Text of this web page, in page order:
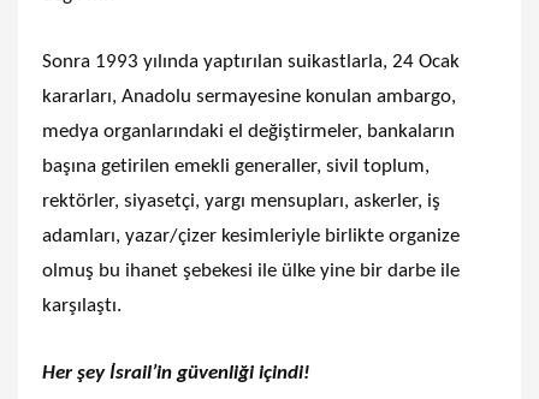
Sonra 1993 yılında yaptırılan suikastlarla, 24 Ocak
kararları, Anadolu sermayesine konulan ambargo,
medya organlarındaki el değiştirmeler, bankaların
başına getirilen emekli generaller, sivil toplum,
rektörler, siyasetçi, yargı mensupları, askerler, iş
adamları, yazar/çizer kesimleriyle birlikte organize
olmuş bu ihanet şebekesi ile ülke yine bir darbe ile
karşılaştı.
Her şey İsrail’in güvenliği içindi!